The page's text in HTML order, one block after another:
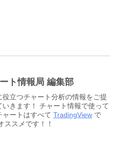
ト情報局 編集部
役立つチャート分析の情報をご提
いきます！ チャート情報で使って
ャートはすべて TradingView で
ススメです！！